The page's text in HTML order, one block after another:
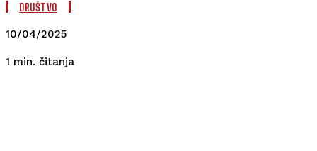
DRUŠTVO
10/04/2025
1 min. čitanja